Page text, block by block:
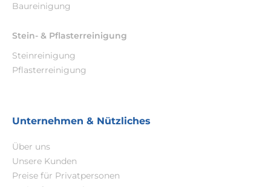
Baureinigung
Stein- & Pflasterreinigung
Steinreinigung
Pflasterreinigung
Unternehmen & Nützliches
Über uns
Unsere Kunden
Preise für Privatpersonen